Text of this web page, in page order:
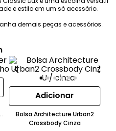
e estilo em um só acessório.
demais peças e acessórios.
Adicionar
Bolsa Architecture Urban2
Crossbody Cinza